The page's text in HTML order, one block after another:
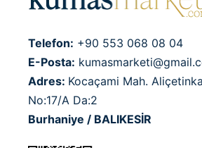
Telefon: +90 553 068 08 04
E-Posta:
Adres: Kocaçami Mah.
No:17/A Da:2
Burhaniye / BALIKESİR